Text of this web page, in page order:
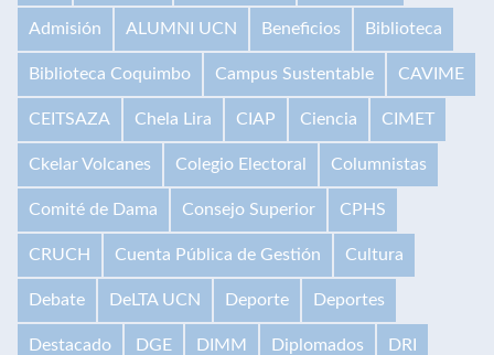
Admisión ALUMNI UCN Beneficios Biblioteca
Biblioteca Coquimbo Campus Sustentable CAVIME
CEITSAZA Chela Lira CIAP Ciencia CIMET
Ckelar Volcanes Colegio Electoral Columnistas
Comité de Dama Consejo Superior CPHS
CRUCH Cuenta Pública de Gestión Cultura
Debate DeLTA UCN Deporte Deportes
Destacado DGE DIMM Diplomados DRI